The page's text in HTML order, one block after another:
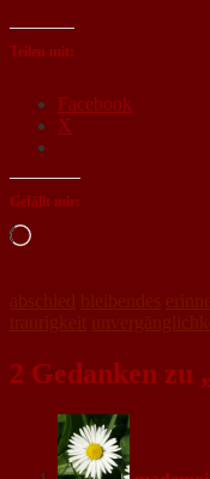
Teilen mit:
Facebook
X
Gefällt mir:
Loading…
2 Gedanken